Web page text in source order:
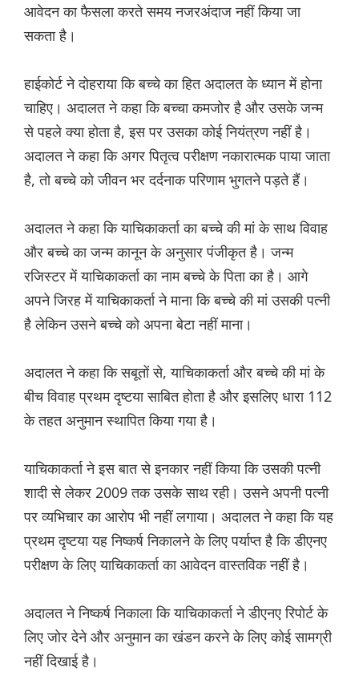
आवेदन का फैसला करते समय नजरअंदाज नहीं किया जा
सकता है।
हाईकोर्ट ने दोहराया कि बच्चे का हित अदालत के ध्यान में होना
चाहिए। अदालत ने कहा कि बच्चा कमजोर है और उसके जन्म
से पहले क्या होता है, इस पर उसका कोई नियंत्रण नहीं है।
अदालत ने कहा कि अगर पितृत्व परीक्षण नकारात्मक पाया जाता
है, तो बच्चे को जीवन भर दर्दनाक परिणाम भुगतने पड़ते हैं।
अदालत ने कहा कि याचिकाकर्ता का बच्चे की मां के साथ विवाह
और बच्चे का जन्म कानून के अनुसार पंजीकृत है। जन्म
रजिस्टर में याचिकाकर्ता का नाम बच्चे के पिता का है। आगे
अपने जिरह में याचिकाकर्ता ने माना कि बच्चे की मां उसकी पत्नी
है लेकिन उसने बच्चे को अपना बेटा नहीं माना।
अदालत ने कहा कि सबूतों से, याचिकाकर्ता और बच्चे की मां के
बीच विवाह प्रथम दृष्टया साबित होता है और इसलिए धारा 112
के तहत अनुमान स्थापित किया गया है।
याचिकाकर्ता ने इस बात से इनकार नहीं किया कि उसकी पत्नी
शादी से लेकर 2009 तक उसके साथ रही। उसने अपनी पत्नी
पर व्यभिचार का आरोप भी नहीं लगाया। अदालत ने कहा कि यह
प्रथम दृष्टया यह निष्कर्ष निकालने के लिए पर्याप्त है कि डीएनए
परीक्षण के लिए याचिकाकर्ता का आवेदन वास्तविक नहीं है।
अदालत ने निष्कर्ष निकाला कि याचिकाकर्ता ने डीएनए रिपोर्ट के
लिए जोर देने और अनुमान का खंडन करने के लिए कोई सामग्री
नहीं दिखाई है।